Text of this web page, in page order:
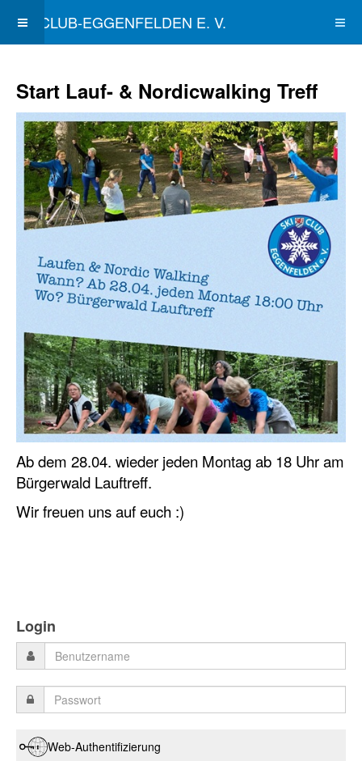
SKICLUB-EGGENFELDEN E. V.
Start Lauf- & Nordicwalking Treff
Ab dem 28.04. wieder jeden Montag ab 18 Uhr am
Bürgerwald Lauftreff.
Wir freuen uns auf euch :)
Login
Web-Authentifizierung